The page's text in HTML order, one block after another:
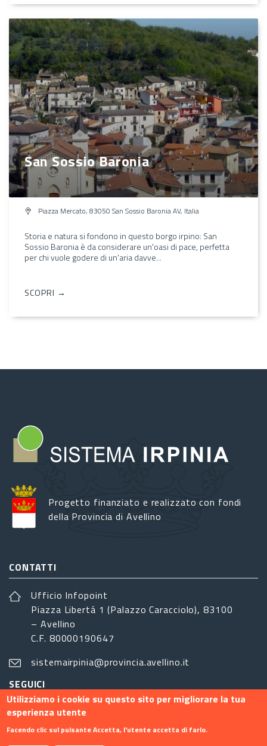
San Sossio Baronia
Piazza Mercato, 83050 San Sossio Baronia AV, Italia
Storia e natura si fondono in questo borgo irpino: San
Sossio Baronia è da considerare un'oasi di pace, perfetta
per chi vuole godere di un'aria davve...
SCOPRI →
Progetto finanziato e realizzato con fondi
della Provincia di Avellino
CONTATTI
Ufficio Infopoint
Piazza Libertá 1 (Palazzo Caracciolo), 83100
– Avellino
C.F. 80000190647
sistemairpinia@provincia.avellino.it
SEGUICI
Utilizziamo i cookie su questo sito per migliorare la tua
esperienza utente
Facendo clic sul pulsante Accetta, l'utente accetta di farlo.